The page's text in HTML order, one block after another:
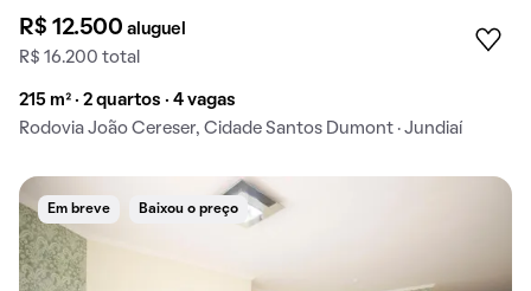
R$ 12.500aluguel
R$ 16.200 total
215 m² · 2 quartos · 4 vagas
Rodovia João Cereser, Cidade Santos Dumont · Jundiaí
Em breve Baixou o preço